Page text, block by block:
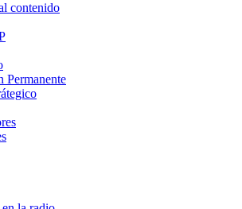
contenido
Permanente